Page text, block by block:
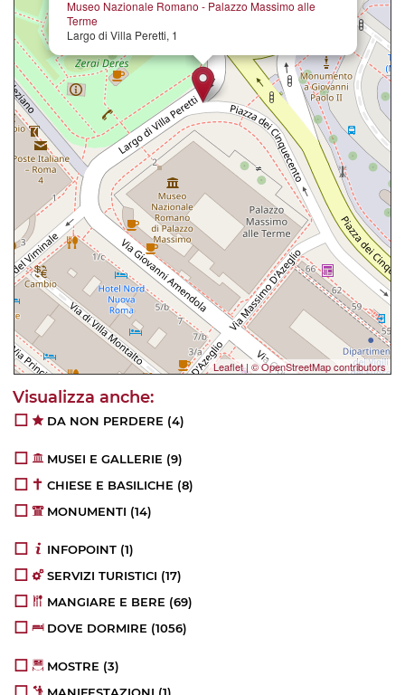
Museo Nazionale Romano - Palazzo Massimo alle
Terme
Largo di Villa Peretti, 1
Leaflet| © OpenStreetMap contributors
DA NON PERDERE (4)
MUSEI E GALLERIE (9)
CHIESE E BASILICHE (8)
MONUMENTI (14)
INFOPOINT (1)
SERVIZI TURISTICI (17)
MANGIARE E BERE (69)
DOVE DORMIRE (1056)
MOSTRE (3)
MANIFESTAZIONI (1)